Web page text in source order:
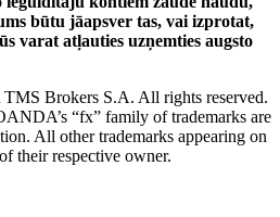
būtu jāapsver tas, vai izprotat,
varat atļauties uzņemties augsto
Brokers S.A. All rights reserved.
“fx” family of trademarks are
All other trademarks appearing on
their respective owner.